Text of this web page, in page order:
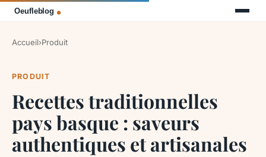
Accueil›Produit
PRODUIT
Recettes traditionnelles
pays basque : saveurs
authentiques et artisanales